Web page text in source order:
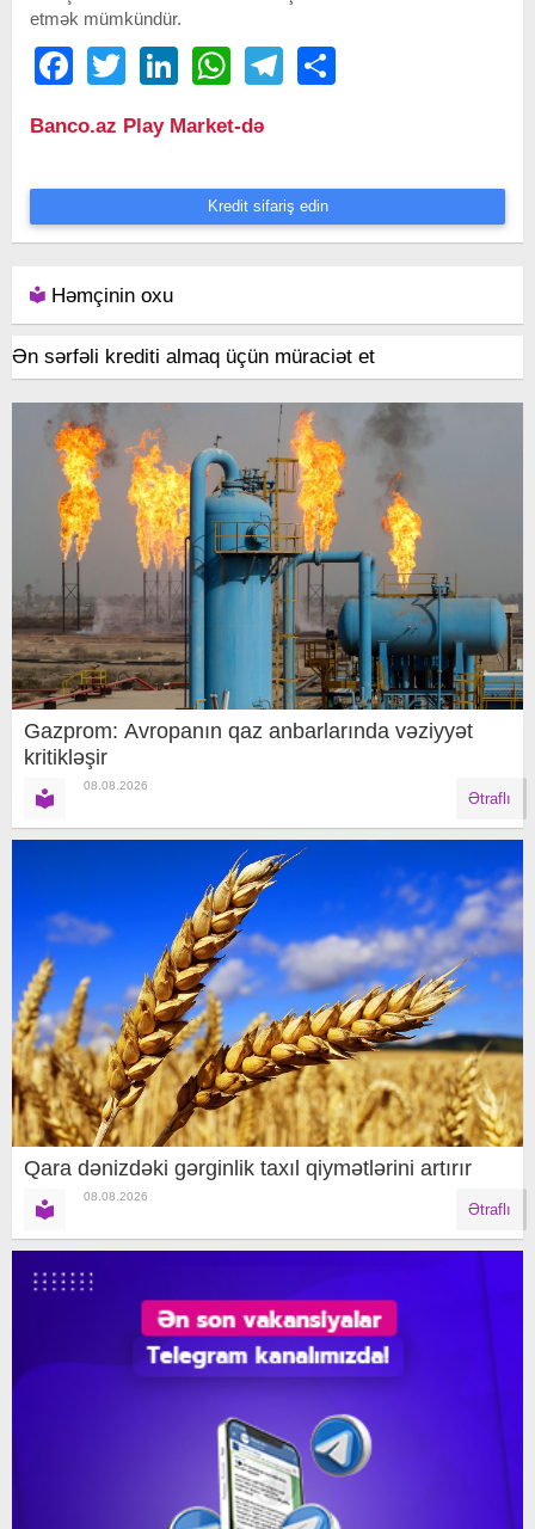
etmək mümkündür.
FacebookTwitter LinkedIn WhatsAppTelegram
Banco.az Play Market-də
Kredit sifariş edin
Həmçinin oxu
Ən sərfəli krediti almaq üçün müraciət et
Gazprom: Avropanın qaz anbarlarında vəziyyət
kritikləşir
08.08.2026
Ətraflı
Qara dənizdəki gərginlik taxıl qiymətlərini artırır
08.08.2026
Ətraflı